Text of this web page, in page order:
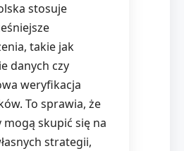
stosuje
takie jak
danych czy
weryfikacja
To sprawia, że
skupić się na
strategii,